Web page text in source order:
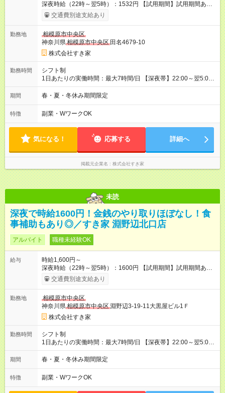
深夜時給（22時～翌5時）：1532円 【試用期間】試用期間あり
試用期間の長さ：1ヶ月 雇用形態、給与は本採用時と同じです。
試用期間の実態は30日（※条件変更なし）ですが、切り上げで
同時給）
交通費別途支給あり
勤務地
相模原市中央区
神奈川県相模原市中央区 田名4679-10
株式会社すき家
勤務時間
シフト制
1日あたりの実働時間：最大7時間/日 【深夜帯】22:00～翌5:00
週2日～・1日2h～OK◎ ※22:00から翌5:00までは18歳以上の方
のみ勤務可能です（18歳未満の深夜業務禁止のため） ★深夜で
す。 必ず、2名以上での勤務を行いますので、安心して働けま
す。
期間 春・夏・冬休み期間限定
特徴 副業・WワークOK
気になる！ 応募する 詳細へ
掲載元企業名 株式会社すき家
未読
深夜で時給1600円！金銭のやり取りほぼなし！食
事補助もあり◎／すき家 淵野辺北口店
アルバイト 職種未経験OK
給与
時給1,600円～
深夜時給（22時～翌5時）：1600円 【試用期間】試用期間あり
試用期間の長さ：1ヶ月 雇用形態、給与は本採用時と同じです。
試用期間の実態は30日（※条件変更なし）ですが、切り上げで
同時給）
交通費別途支給あり
勤務地
相模原市中央区
神奈川県相模原市中央区淵野辺3-19-11大黒屋ビル1Ｆ
株式会社すき家
勤務時間
シフト制
1日あたりの実働時間：最大7時間/日 【深夜帯】22:00～翌5:00
週2日～・1日2h～OK◎ ※22:00から翌5:00までは18歳以上の方
のみ勤務可能です（18歳未満の深夜業務禁止のため） ★深夜で
す。 必ず、2名以上での勤務を行いますので、安心して働けま
す。
期間 春・夏・冬休み期間限定
特徴 副業・WワークOK